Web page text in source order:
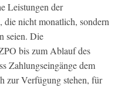
Leistungen der
die nicht monatlich, sondern
seien. Die
bis zum Ablauf des
Zahlungseingänge dem
zur Verfügung stehen, für